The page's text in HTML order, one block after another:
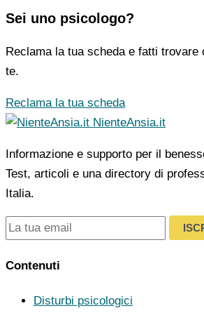
Sei uno psicologo?
Reclama la tua scheda e fatti trovare
te.
Reclama la tua scheda
NienteAnsia.it
Informazione e supporto per il
Test, articoli e una directory di
Italia.
Contenuti
Disturbi psicologici